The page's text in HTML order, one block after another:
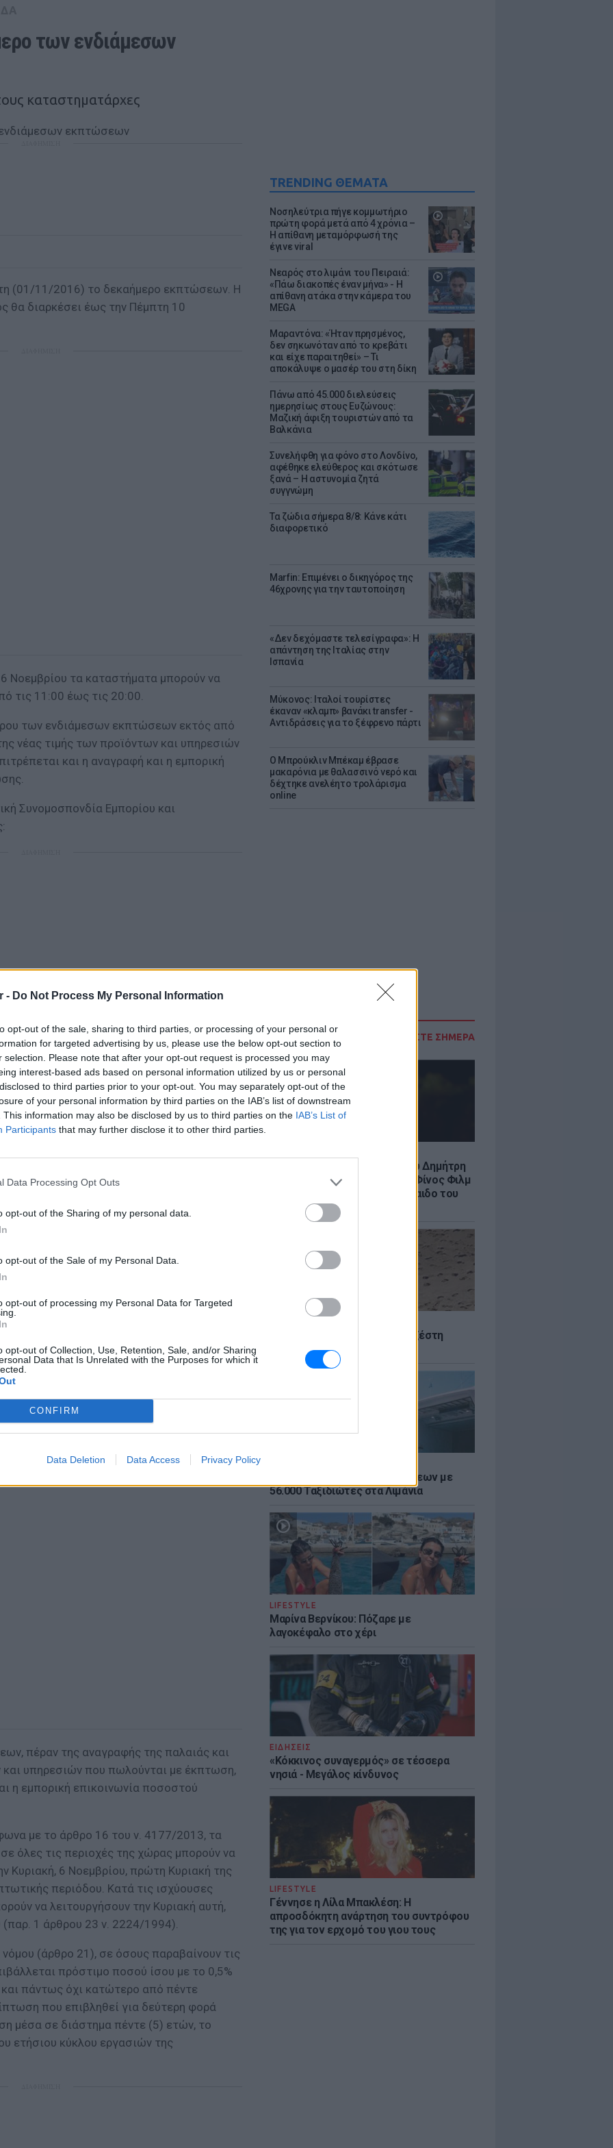
- Do Not Process My Personal Information
opt-out of the sale, sharing to third parties, or processing of your personal or
for targeted advertising by us, please use the below opt-out section to
selection. Please note that after your opt-out request is processed you may
interest-based ads based on personal information utilized by us or personal
to third parties prior to your opt-out. You may separately opt-out of the
of your personal information by third parties on the IAB’s list of downstream
This information may also be disclosed by us to third parties on the IAB’s List of
Participants that may further disclose it to other third parties.
Data Processing Opt Outs
opt-out of the Sharing of my personal data.
opt-out of the Sale of my Personal Data.
opt-out of processing my Personal Data for Targeted
opt-out of Collection, Use, Retention, Sale, and/or Sharing
Data that Is Unrelated with the Purposes for which it
CONFIRM
Data Deletion Data Access Privacy Policy
TRENDING ΘΕΜΑΤΑ
Νοσηλεύτρια πήγε κομμωτήριο
πρώτη φορά μετά από 4 χρόνια –
Η απίθανη μεταμόρφωσή της
έγινε viral
Νεαρός στο λιμάνι του Πειραιά:
«Πάω διακοπές έναν μήνα» - Η
απίθανη ατάκα στην κάμερα του
MEGA
Μαραντόνα: «Ήταν πρησμένος,
δεν σηκωνόταν από το κρεβάτι
και είχε παραιτηθεί» – Τι
αποκάλυψε ο μασέρ του στη δίκη
Πάνω από 45.000 διελεύσεις
ημερησίως στους Ευζώνους:
Μαζική άφιξη τουριστών από τα
Βαλκάνια
Συνελήφθη για φόνο στο Λονδίνο,
αφέθηκε ελεύθερος και σκότωσε
ξανά – Η αστυνομία ζητά
συγγνώμη
Τα ζώδια σήμερα 8/8: Κάνε κάτι
διαφορετικό
Marfin: Επιμένει ο δικηγόρος της
46χρονης για την ταυτοποίηση
«Δεν δεχόμαστε τελεσίγραφα»: Η
απάντηση της Ιταλίας στην
Ισπανία
Μύκονος: Ιταλοί τουρίστες
έκαναν «κλαμπ» βανάκι transfer -
Αντιδράσεις για το ξέφρενο πάρτι
Ο Μπρούκλιν Μπέκαμ έβρασε
μακαρόνια με θαλασσινό νερό και
δέχτηκε ανελέητο τρολάρισμα
online
ΔΙΑΒΑΣΤΕ ΣΗΜΕΡΑ
22 χρόνια από τον θάνατο του Δημήτρη
Παπαμιχαήλ: Η ανάρτηση της Φίνος Φιλμ
για το «γοητευτικό λεβεντόπαιδο του
ελληνικού σινεμά»
Καιρός: Πού θα «χτυπήσει» η ζέστη
Αύγουστος: Ρεκόρ Αναχωρήσεων με
56.000 Ταξιδιώτες στα Λιμάνια
LIFESTYLE
Μαρίνα Βερνίκου: Πόζαρε με
λαγοκέφαλο στο χέρι
ΕΙΔΗΣΕΙΣ
«Κόκκινος συναγερμός» σε τέσσερα
νησιά - Μεγάλος κίνδυνος
LIFESTYLE
Γέννησε η Λίλα Μπακλέση: Η
απροσδόκητη ανάρτηση του συντρόφου
της για τον ερχομό του γιου τους
των ενδιάμεσων
καταστηματάρχες
(01/11/2016) το δεκαήμερο εκπτώσεων. Η
θα διαρκέσει έως την Πέμπτη 10
Νοεμβρίου τα καταστήματα μπορούν να
τις 11:00 έως τις 20:00.
των ενδιάμεσων εκπτώσεων εκτός από
νέας τιμής των προϊόντων και υπηρεσιών
και η αναγραφή και η εμπορική
Συνομοσπονδία Εμπορίου και
των φθινοπωρινών ενδιάμεσων
1 Νοεμβρίου και θα λήξουν στις 10
της στις Εμπορικές Ομοσπονδίες και
της χώρας, έδωσε οδηγίες και
ενδιάμεσων εκπτώσεων όσο και για τη
πρώτη Κυριακή αυτών».
εγκυκλίου έχει ως εξής:
4177/2013, η ενδιάμεση «φθινοπωρινή»
δεκαήμερο του Νοεμβρίου. Οι 10
όχι εργάσιμες. Κατ’ ακολουθία, ως ημέρα
Τρίτη, 1 Νοεμβρίου και αντίστοιχα,
θα είναι η Πέμπτη, 10 Νοεμβρίου 2016.
ΔΙΑΦΗΜΙΣΗ
πέραν της αναγραφής της παλαιάς και
και υπηρεσιών που πωλούνται με έκπτωση,
η εμπορική επικοινωνία ποσοστού
με το άρθρο 16 του ν. 4177/2013, τα
όλες τις περιοχές της χώρας μπορούν να
Κυριακή, 6 Νοεμβρίου, πρώτη Κυριακή της
περιόδου. Κατά τις ισχύουσες
να λειτουργήσουν την Κυριακή αυτή,
1 άρθρου 23 ν. 2224/1994).
(άρθρο 21), σε όσους παραβαίνουν τις
πρόστιμο ποσού ίσου με το 0,5%
πάντως όχι κατώτερο από πέντε
που επιβληθεί για δεύτερη φορά
μέσα σε διάστημα πέντε (5) ετών, το
ετήσιου κύκλου εργασιών της